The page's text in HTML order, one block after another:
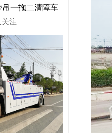
吊一拖二清障车
关注